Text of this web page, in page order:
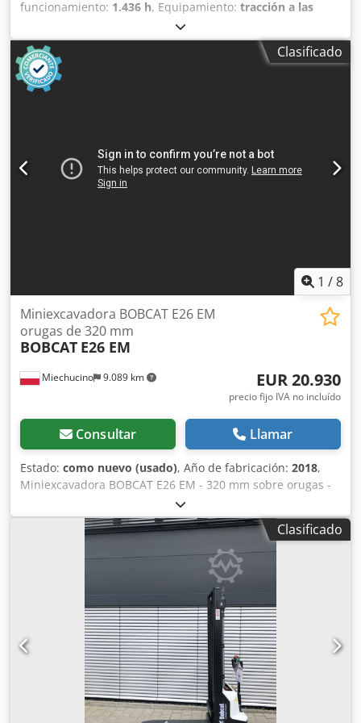
funcionamiento: 1.436 h, Equipamiento: tracción a las
, Ofrecemos una máquina E85 poco común,
no procedente de una empresa de construcción pequeña,
con aire acondicionado. * BRAZO EXTENDIBLE con
PINZA/DEDO * Pala hidráulica para excavación, disponible
como opción, en stock con un precio adicional justo. *
2025 en BOBCAT. * Motor diésel de 44 kW, fabricante
Yanmar. * Tuberías para herramientas adicionales. *
Sistema de cambio rápido. * Faros adicionales. * Estado de
de alquilar con opción a compra de vehículos de todo
tipo.---- Dcsdezr Avvjpfx Ai Rok
Clasificado
1 /8
Miechucino 9.089 km
Miniexcavadora BOBCAT E26 EM
orugas de 320 mm
BOBCAT E26 EM
EUR 20.930
precio fijo IVA no incluído
Consultar Llamar
Estado: como nuevo (usado), Año de fabricación: 2018,
Miniexcavadora BOBCAT E26 EM - 320 mm sobre orugas -
año de fabricación 2018 - 2660 meses Motor Fabricante del
motor Kubota Potencia del motor 15,3 (a 2400 rpm) kW
Dodpjtwwr Refx Ai Rjck Modelo del motor D1105-E2B-BCZ-2
Tipo de combustible Diesel Número de cilindros 3
Cilindrada 1,123 litros Par motor 71,2 Nm Agua de
refrigeración Dimensiones Altura total 2357 mm Altura
libre al suelo 532 mm Anchura (mín./máx. en función del
ancho de vía) 1398 mm 320 mm de ancho de vía Pesos
Presión sobre el suelo Presión geoestática 33,5 kPa Peso
operativo con bastidor de protección 3069 kg Peso
operativo con cabina cerrada y calefactada 3188 kg
Sistema hidráulico Capacidad de la bomba 2 x 28,8 l/min
Presión de descompresión de los circuitos conectados 290
Clasificado